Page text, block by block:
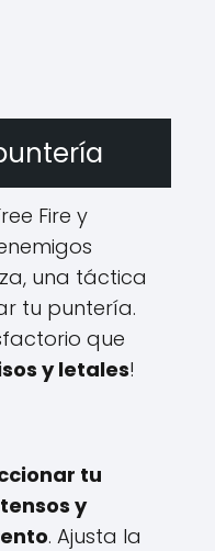
Fire y
una táctica
tu puntería.
que
y letales!
tu
y
. Ajusta la